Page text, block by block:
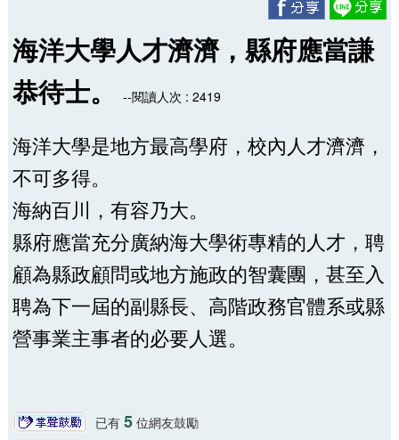
海洋大學人才濟濟，縣府應當謙
恭待士。
--閱讀人次 : 2419
海洋大學是地方最高學府，校內人才濟濟，
不可多得。
海納百川，有容乃大。
縣府應當充分廣納海大學術專精的人才，聘
顧為縣政顧問或地方施政的智囊團，甚至入
聘為下一屆的副縣長、高階政務官體系或縣
營事業主事者的必要人選。
已有 5位網友鼓勵